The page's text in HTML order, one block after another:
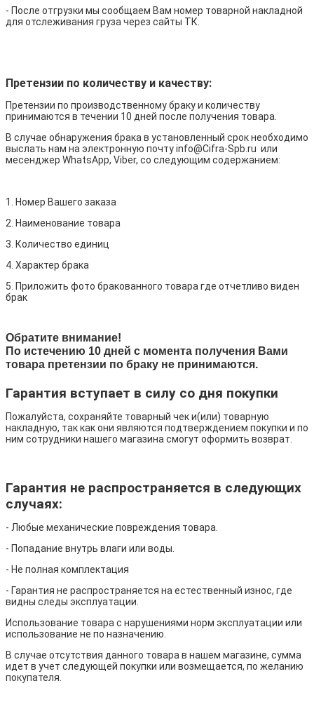
- После отгрузки мы сообщаем Вам номер товарной накладной
для отслеживания груза через сайты ТК.
Претензии по количеству и качеству:
Претензии по производственному браку и количеству
принимаются в течении 10 дней после получения товара.
В случае обнаружения брака в установленный срок необходимо
выслать нам на электронную почту info@Cifra-Spb.ru или
месенджер WhatsApp, Viber, со следующим содержанием:
1. Номер Вашего заказа
2. Наименование товара
3. Количество единиц
4. Характер брака
5. Приложить фото бракованного товара где отчетливо виден
брак
Обратите внимание!
По истечению 10 дней с момента получения Вами
товара претензии по браку не принимаются.
Гарантия вступает в силу со дня покупки
Пожалуйста, сохраняйте товарный чек и(или) товарную
накладную, так как они являются подтверждением покупки и по
ним сотрудники нашего магазина смогут оформить возврат.
Гарантия не распространяется в следующих
случаях:
- Любые механические повреждения товара.
- Попадание внутрь влаги или воды.
- Не полная комплектация
- Гарантия не распространяется на естественный износ, где
видны следы эксплуатации.
Использование товара с нарушениями норм эксплуатации или
использование не по назначению.
В случае отсутствия данного товара в нашем магазине, сумма
идет в учет следующей покупки или возмещается, по желанию
покупателя.